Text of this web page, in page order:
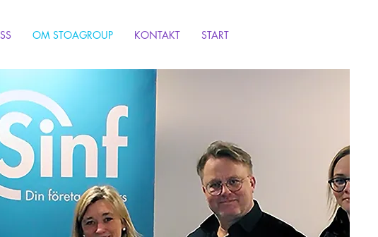
OM STOAGROUP KONTAKT START